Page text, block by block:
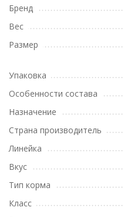
Бренд
Вес
Размер
Упаковка
Особенности состава
Назначение
Страна производитель
Линейка
Вкус
Тип корма
Класс